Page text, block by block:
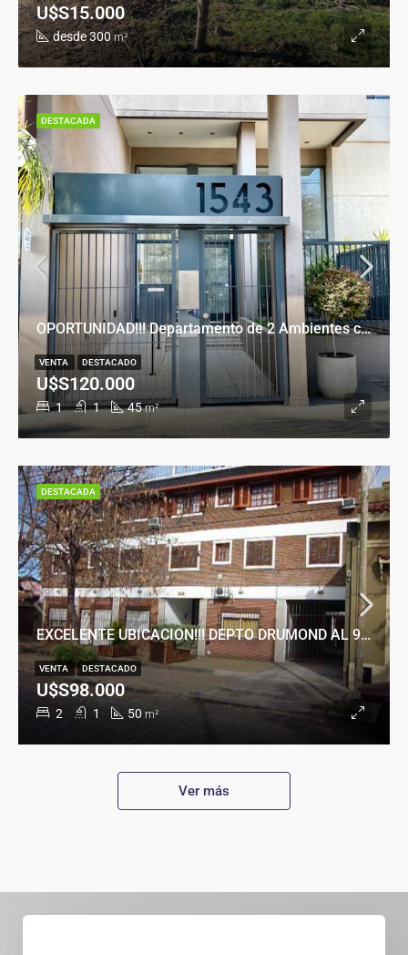
desde 300 m²
U$S15.000
OPORTUNIDAD!!! Departamento de 2 Ambientes con Cochera en Banfield Este
1 1 45 m²
U$S120.000
VENTA DESTACADO
DESTACADA
EXCELENTE UBICACION!!! DEPTO DRUMOND AL 900
2 1 50 m²
U$S98.000
VENTA DESTACADO
DESTACADA
Ver más